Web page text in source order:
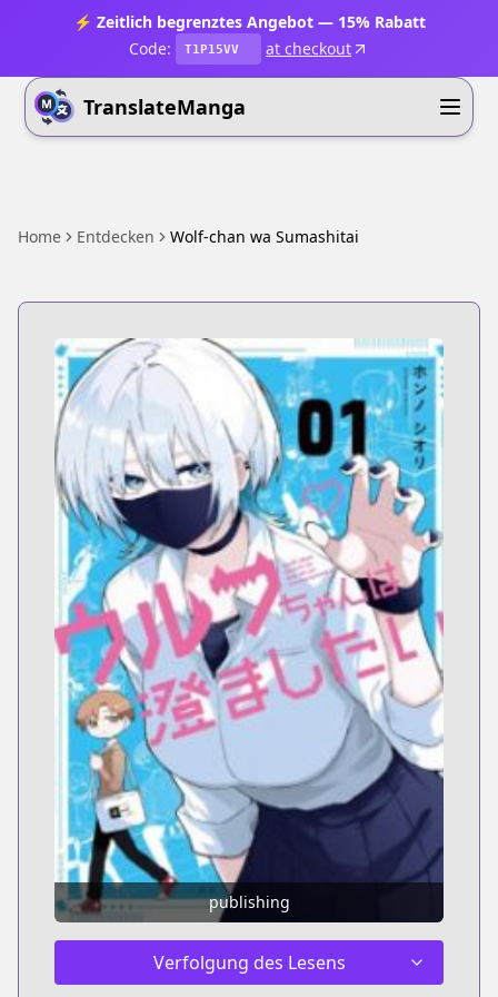
⚡ Zeitlich begrenztes Angebot — 15% Rabatt
Code:
T1P15VV at checkout
TranslateManga
Home Entdecken Wolf-chan wa Sumashitai
publishing
Verfolgung des Lesens